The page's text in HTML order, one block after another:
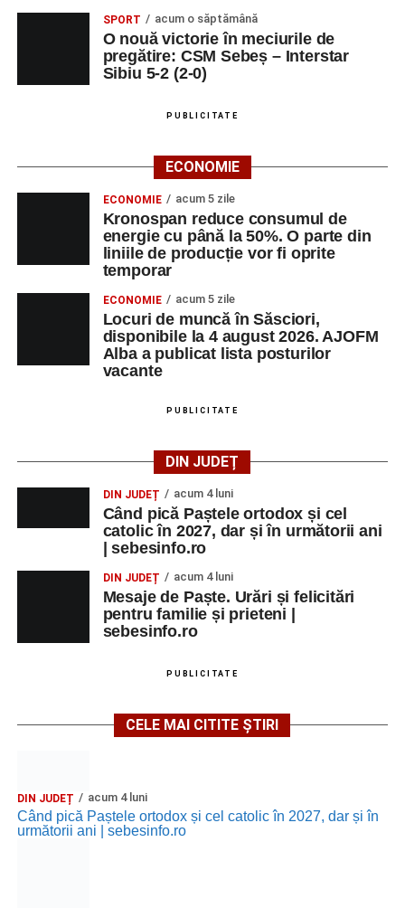
SPORT acum o săptămână
O nouă victorie în meciurile de
pregătire: CSM Sebeș – Interstar
Sibiu 5-2 (2-0)
PUBLICITATE
ECONOMIE
ECONOMIE acum 5 zile
Kronospan reduce consumul de
energie cu până la 50%. O parte din
liniile de producție vor fi oprite
temporar
ECONOMIE acum 5 zile
Locuri de muncă în Săsciori,
disponibile la 4 august 2026. AJOFM
Alba a publicat lista posturilor
vacante
PUBLICITATE
DIN JUDEȚ
DIN JUDEȚ acum 4 luni
Când pică Paștele ortodox și cel
catolic în 2027, dar și în următorii ani
| sebesinfo.ro
DIN JUDEȚ acum 4 luni
Mesaje de Paște. Urări și felicitări
pentru familie și prieteni |
sebesinfo.ro
PUBLICITATE
CELE MAI CITITE ȘTIRI
DIN JUDEȚ acum 4 luni
Când pică Paștele ortodox și cel catolic în 2027, dar și în
următorii ani | sebesinfo.ro